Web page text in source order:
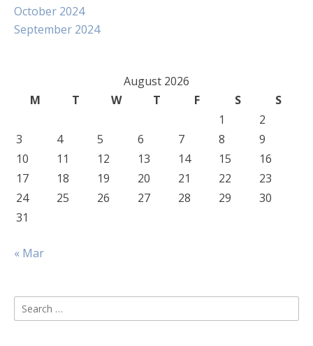
October 2024
September 2024
August 2026
M
T W T F S
S
1
2
3
4 5 6 7 8
9
10
11 12 13 14 15
16
17
18 19 20 21 22
23
24
25 26 27 28 29
30
31
« Mar
Search
for: